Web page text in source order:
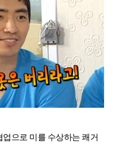
으로 미를 수상하는 쾌거